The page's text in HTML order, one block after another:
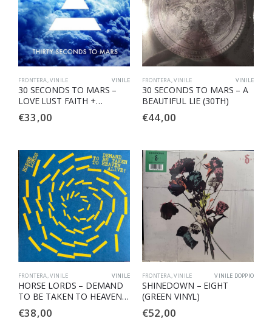
VINILE
FRONTERA,VINILE
30 SECONDS TO MARS –
LOVE LUST FAITH +
DREAMS
€33,00
VINILE
FRONTERA,VINILE
30 SECONDS TO MARS – A
BEAUTIFUL LIE (30TH)
€44,00
VINILE
FRONTERA ,VINILE
HORSE LORDS – DEMAND
TO BE TAKEN TO HEAVEN
ALIVE!
€38,00
VINILE DOPPIO
FRONTERA ,VINILE
SHINEDOWN – EIGHT
(GREEN VINYL)
€52,00